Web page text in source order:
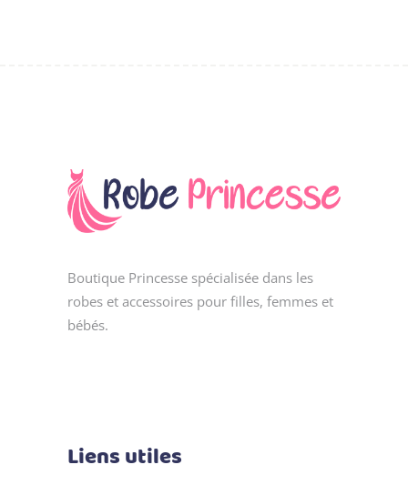
Boutique Princesse spécialisée dans les
robes et accessoires pour filles, femmes et
bébés.
Liens utiles